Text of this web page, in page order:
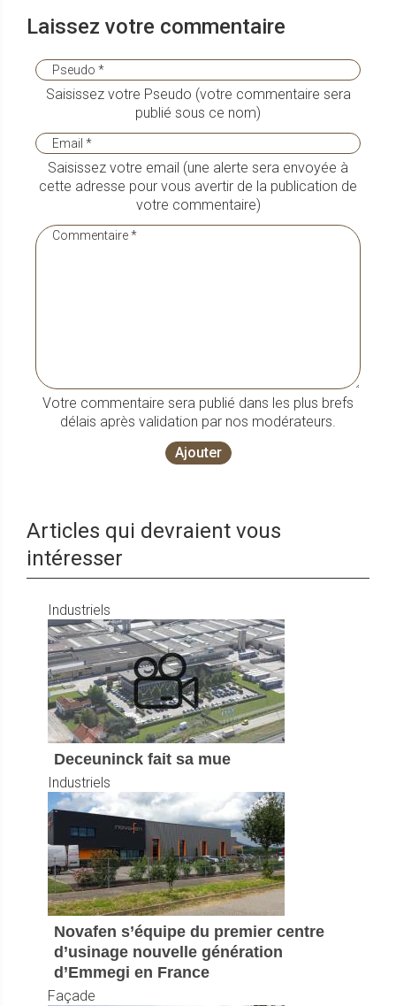
Laissez votre commentaire
Saisissez votre Pseudo (votre commentaire sera
publié sous ce nom)
Saisissez votre email (une alerte sera envoyée à
cette adresse pour vous avertir de la publication de
votre commentaire)
Votre commentaire sera publié dans les plus brefs
délais après validation par nos modérateurs.
Ajouter
Articles qui devraient vous
intéresser
Industriels
Deceuninck fait sa mue
Industriels
Novafen s’équipe du premier centre
d’usinage nouvelle génération
d’Emmegi en France
Façade